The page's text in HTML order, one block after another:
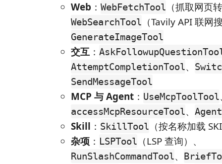
Web ： WebFetchTool （抓取网页
WebSearchTool （Tavily API 联网
GenerateImageTool
交互 ：
AttemptCompletionTool、
SendMessageTool
MCP 与 Agent ： UseMcpToolTool
accessMcpResourceTool、
Skill ： SkillTool （按名称加载
杂项 ： LSPTool （LSP 查询）、
RunSlashCommandTool、